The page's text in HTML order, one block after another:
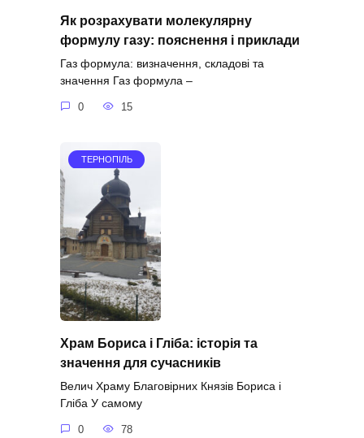
Як розрахувати молекулярну
формулу газу: пояснення і приклади
Газ формула: визначення, складові та
значення Газ формула –
0 15
ТЕРНОПІЛЬ
Храм Бориса і Гліба: історія та
значення для сучасників
Велич Храму Благовірних Князів Бориса і
Гліба У самому
0 78